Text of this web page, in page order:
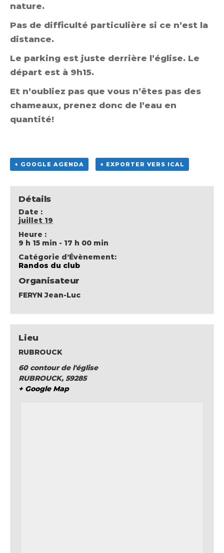
nature.
Pas de difficulté particulière si ce n’est la
distance.
Le parking est juste derrière l’église. Le
départ est à 9h15.
Et n’oubliez pas que vous n’êtes pas des
chameaux, prenez donc de l’eau en
quantité!
+ GOOGLE AGENDA + EXPORTER VERS ICAL
Détails
Date :
juillet 19
Heure :
9 h 15 min - 17 h 00 min
Catégorie d’Évènement:
Randos du club
Organisateur
FERYN Jean-Luc
Lieu
RUBROUCK
60 contour de l'église
RUBROUCK, 59285
+ Google Map